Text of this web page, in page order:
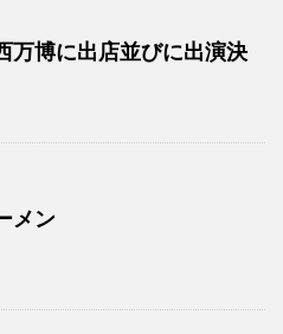
万博に出店並びに出演決
メン